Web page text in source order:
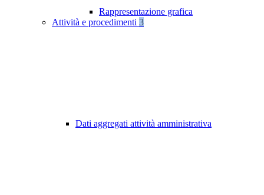
Rappresentazione grafica
Attività e procedimenti 3
Dati aggregati attività amministrativa